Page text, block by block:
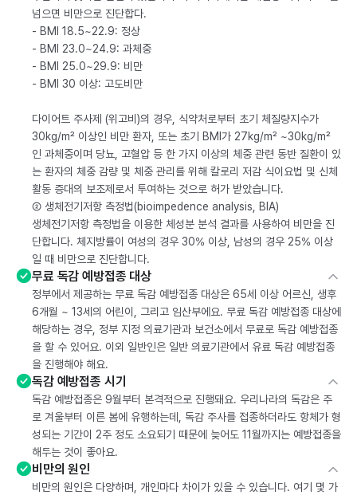
넘으면 비만으로 진단합다.
- BMI 18.5~22.9: 정상
- BMI 23.0~24.9: 과체중
- BMI 25.0~29.9: 비만
- BMI 30 이상: 고도비만
다이어트 주사제 (위고비)의 경우, 식약처로부터 초기 체질량지수가
30kg/m² 이상인 비만 환자, 또는 초기 BMI가 27kg/m² ~30kg/m²
인 과체중이며 당뇨, 고혈압 등 한 가지 이상의 체중 관련 동반 질환이 있
는 환자의 체중 감량 및 체중 관리를 위해 칼로리 저감 식이요법 및 신체
활동 증대의 보조제로서 투여하는 것으로 허가 받았습니다.
② 생체전기저항 측정법(bioimpedence analysis, BIA)
생체전기저항 측정법을 이용한 체성분 분석 결과를 사용하여 비만을 진
단합니다. 체지방률이 여성의 경우 30% 이상, 남성의 경우 25% 이상
일 때 비만으로 진단합니다.
무료 독감 예방접종 대상
정부에서 제공하는 무료 독감 예방접종 대상은 65세 이상 어르신, 생후
6개월 ~ 13세의 어린이, 그리고 임산부에요. 무료 독감 예방접종 대상에
해당하는 경우, 정부 지정 의료기관과 보건소에서 무료로 독감 예방접종
을 할 수 있어요. 이외 일반인은 일반 의료기관에서 유료 독감 예방접종
을 진행해야 해요.
독감 예방접종 시기
독감 예방접종은 9월부터 본격적으로 진행돼요. 우리나라의 독감은 주
로 겨울부터 이른 봄에 유행하는데, 독감 주사를 접종하더라도 항체가 형
성되는 기간이 2주 정도 소요되기 때문에 늦어도 11월까지는 예방접종을
해두는 것이 좋아요.
비만의 원인
비만의 원인은 다양하며, 개인마다 차이가 있을 수 있습니다. 여기 몇 가